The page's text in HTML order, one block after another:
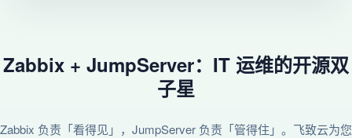
Zabbix + JumpServer：IT 运维的开源双
子星
Zabbix 负责「看得见」，JumpServer 负责「管得住」。飞致云为您